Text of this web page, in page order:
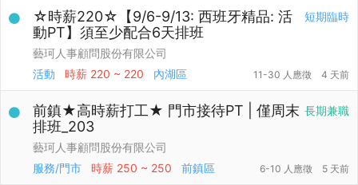
短期臨時
☆時薪220☆【9/6-9/13: 西班牙精品: 活
動PT】須至少配合6天排班
藝珂人事顧問股份有限公司
活動
時薪 220 ~ 220 內湖區 11-30 人應徵 4 天前
長期兼職
前鎮★高時薪打工★ 門市接待PT | 僅周末
排班_203
藝珂人事顧問股份有限公司
服務/門市
時薪 250 ~ 250 前鎮區 6-10 人應徵 5 天前